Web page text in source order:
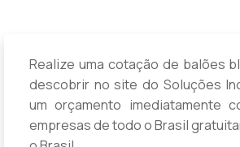
Realize uma cotação de balões
descobrir no site do Soluções
um orçamento imediatamente
empresas de todo o Brasil